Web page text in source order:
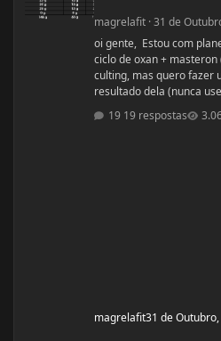
magrelafit ·31 de
oi gente, Estou com planejamento em iniciar mais 1
ciclo de oxan +
culting, mas quero fazer
resultado dela (nunca
pessoal). ja fiz 2 ciclos
semanas) e outro
19 respostas
magrelafit31 de